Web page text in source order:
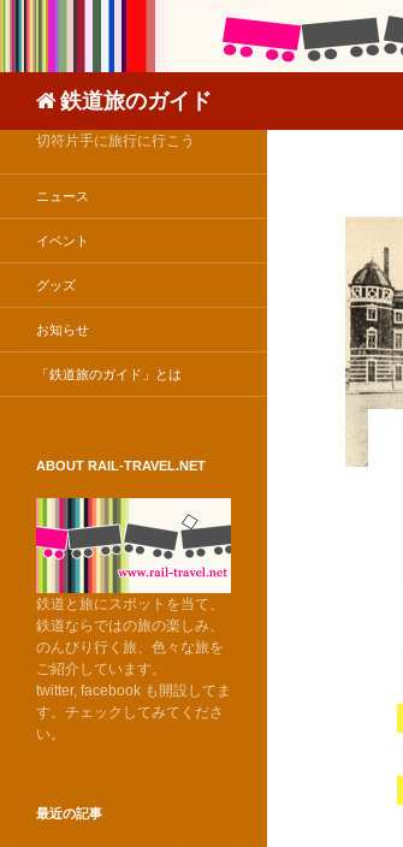
鉄道旅のガイド
切符片手に旅行に行こう
ニュース
イベント
グッズ
お知らせ
「鉄道旅のガイド」とは
ABOUT RAIL-TRAVEL.NET
鉄道と旅にスポットを当て、
鉄道ならではの旅の楽しみ、
のんびり行く旅、色々な旅を
ご紹介しています。
twitter, facebook も開設してま
す。チェックしてみてくださ
い。
最近の記事